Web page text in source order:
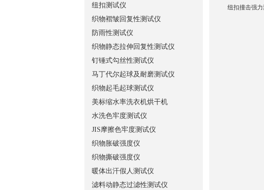
纽扣撞击强
纽扣测试仪
织物褶皱回复性测试仪
防雨性测试仪
织物静态拉伸回复性测试仪
钉锤式勾丝性测试仪
马丁代尔起球及耐磨测试仪
织物起毛起球测试仪
美标缩水率洗衣机烘干机
水洗色牢度测试仪
JIS摩擦色牢度测试仪
织物胀破强度仪
织物撕破强度仪
暖体出汗假人测试仪
滤料动静态过滤性测试仪